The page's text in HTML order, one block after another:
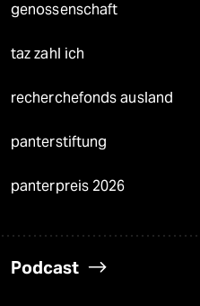
genossenschaft
taz zahl ich
recherchefonds ausland
panterstiftung
panterpreis 2026
Podcast